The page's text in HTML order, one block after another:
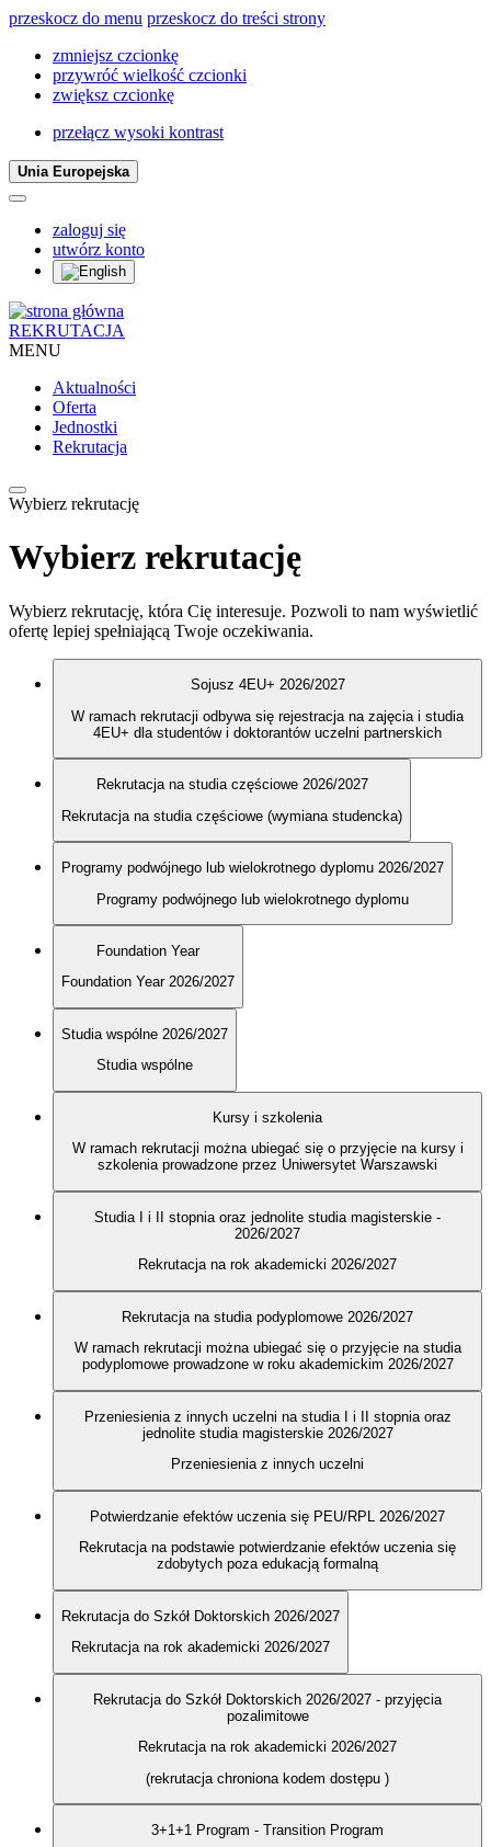
przeskocz do menu przeskocz do treści strony
zmniejsz czcionkę
przywróć wielkość czcionki
zwiększ czcionkę
przełącz wysoki kontrast
Unia Europejska
zaloguj się
utwórz konto
REKRUTACJA
MENU
Aktualności
Oferta
Jednostki
Rekrutacja
Wybierz rekrutację
Wybierz rekrutację
Wybierz rekrutację, która Cię interesuje. Pozwoli to nam wyświetlić
ofertę lepiej spełniającą Twoje oczekiwania.
Sojusz 4EU+ 2026/2027
W ramach rekrutacji odbywa się rejestracja na zajęcia i studia
4EU+ dla studentów i doktorantów uczelni partnerskich
Rekrutacja na studia częściowe 2026/2027
Rekrutacja na studia częściowe (wymiana studencka)
Programy podwójnego lub wielokrotnego dyplomu 2026/2027
Programy podwójnego lub wielokrotnego dyplomu
Foundation Year
Foundation Year 2026/2027
Studia wspólne 2026/2027
Studia wspólne
Kursy i szkolenia
W ramach rekrutacji można ubiegać się o przyjęcie na kursy i
szkolenia prowadzone przez Uniwersytet Warszawski
Studia I i II stopnia oraz jednolite studia magisterskie -
2026/2027
Rekrutacja na rok akademicki 2026/2027
Rekrutacja na studia podyplomowe 2026/2027
W ramach rekrutacji można ubiegać się o przyjęcie na studia
podyplomowe prowadzone w roku akademickim 2026/2027
Przeniesienia z innych uczelni na studia I i II stopnia oraz
jednolite studia magisterskie 2026/2027
Przeniesienia z innych uczelni
Potwierdzanie efektów uczenia się PEU/RPL 2026/2027
Rekrutacja na podstawie potwierdzanie efektów uczenia się
zdobytych poza edukacją formalną
Rekrutacja do Szkół Doktorskich 2026/2027
Rekrutacja na rok akademicki 2026/2027
Rekrutacja do Szkół Doktorskich 2026/2027 - przyjęcia
pozalimitowe
Rekrutacja na rok akademicki 2026/2027
(rekrutacja chroniona kodem dostępu )
3+1+1 Program - Transition Program